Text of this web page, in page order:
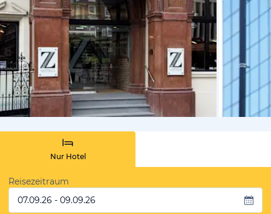
von
Nur Hotel
Reisezeitraum
07.09.26 - 09.09.26